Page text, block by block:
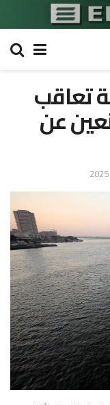
تعاقب
عن